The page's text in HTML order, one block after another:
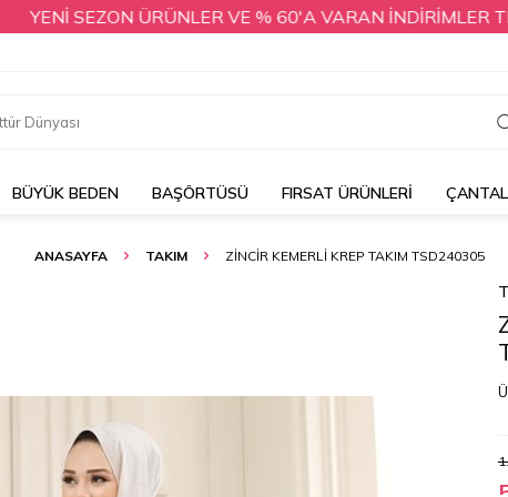
YENİ SEZON ÜRÜNLER VE % 60'A VARAN İNDİRİMLER
BÜYÜK BEDEN BAŞÖRTÜSÜ FIRSAT ÜRÜNLERİ
ANASAYFA TAKIM ZINCIR KEMERLI KREP TAKIM TSD240305